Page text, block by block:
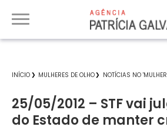
INÍCIO MULHERES DE OLHO NOTÍCIAS NO
25/05/2012 – STF vai
do Estado de manter